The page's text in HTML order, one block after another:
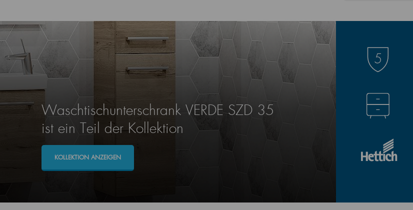
Waschtischunterschrank VERDE SZD 35
ist ein Teil der Kollektion
KOLLEKTION ANZEIGEN